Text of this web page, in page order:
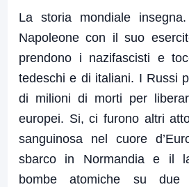
La storia mondiale
Napoleone con il suo
prendono i nazifascisti e
tedeschi e di italiani. I Russi
di milioni di morti per
europei. Si, ci furono altri
sanguinosa nel cuore
sbarco in Normandia e il
bombe atomiche su due